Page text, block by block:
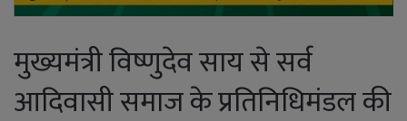
मुख्यमंत्री विष्णुदेव साय से सर्व
आदिवासी समाज के प्रतिनिधिमंडल की